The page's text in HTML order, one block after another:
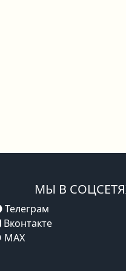
МЫ В
Телеграм
Вконтакте
MAX